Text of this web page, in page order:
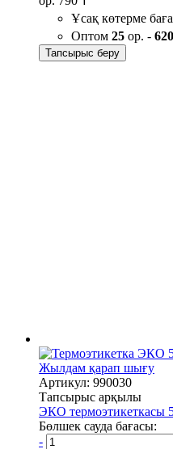
Ұсақ көтерме
Оптом 25 ор. -
Тапсырыс беру
Жылдам қарап шығу
Артикул: 990030
Тапсырыс арқылы
ЭКО термоэтикеткасы
Бөлшек сауда бағасы:
-